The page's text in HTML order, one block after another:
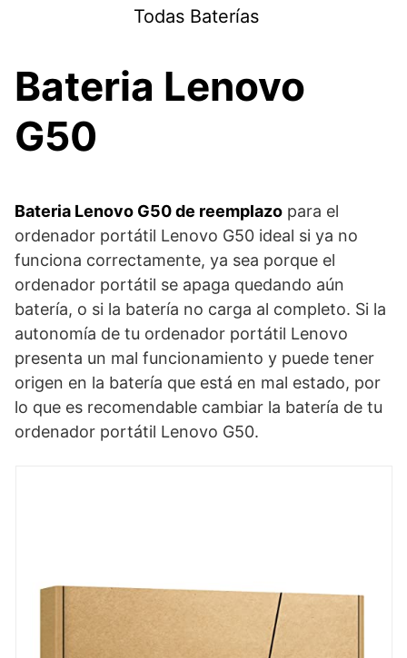
Todas Baterías
Bateria Lenovo
G50
Bateria Lenovo G50 de reemplazo para el
ordenador portátil Lenovo G50 ideal si ya no
funciona correctamente, ya sea porque el
ordenador portátil se apaga quedando aún
batería, o si la batería no carga al completo. Si la
autonomía de tu ordenador portátil Lenovo
presenta un mal funcionamiento y puede tener
origen en la batería que está en mal estado, por
lo que es recomendable cambiar la batería de tu
ordenador portátil Lenovo G50.